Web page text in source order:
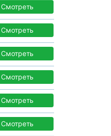
Смотреть
Смотреть
Смотреть
Смотреть
Смотреть
Смотреть